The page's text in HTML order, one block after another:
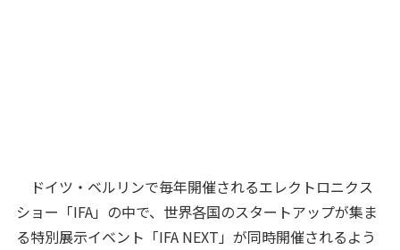
ドイツ・ベルリンで毎年開催されるエレクトロニクス
ショー「IFA」の中で、世界各国のスタートアップが集ま
る特別展示イベント「IFA NEXT」が同時開催されるよう